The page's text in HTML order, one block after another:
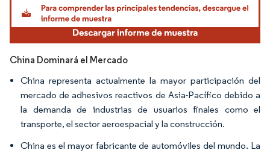
China Dominará el Mercado
China representa actualmente la mayor participación del
mercado de adhesivos reactivos de Asia-Pacífico debido a
la demanda de industrias de usuarios finales como el
transporte, el sector aeroespacial y la construcción.
China es el mayor fabricante de automóviles del mundo. La